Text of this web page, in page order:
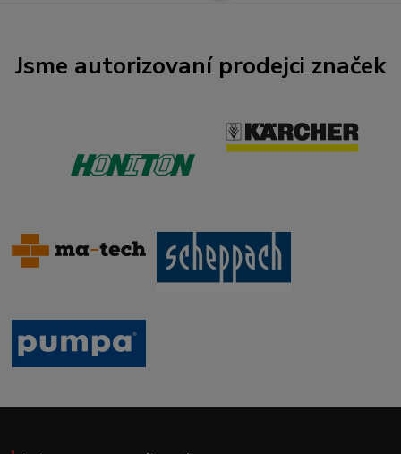
Jsme autorizovaní prodejci značek